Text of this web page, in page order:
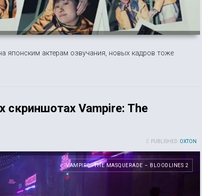
японским актерам озвучания, новых кадров тоже
Vampire: The
PUBLISHED: OXTON
VAMPIRE: THE MASQUERADE – BLOODLINES 2